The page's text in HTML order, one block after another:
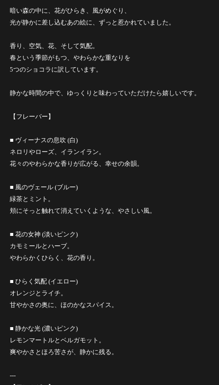
暗い森の中に、花がひらき、風がめぐり、
光が静かに差し込むあの絵に、ずっと惹かれていました。
香り、空気、花、そして気配。
春という季節がもつ、やわらかな重なりを
5つのショコラに訳しています。
静かな時間の中で、ゆっくりと味わっていただけたら嬉しいです。
【フレーバー】
■ ヴィーナスの息吹 (白)
ネロリやローズ、イランイラン。
花々のやわらかな香りが広がる、幸せの余韻。
■ 風のヴェール (ブルー)
緑茶とミント。
頬にそっと触れて消えていくような、やさしい風。
■ 花の女神 (淡いピンク)
カモミールとハーブ。
やわらかくひらく、花の香り。
■ ひらく気配 (イエロー)
オレンジとライチ。
甘やかさの奥に、ほのかなスパイス。
■ 静かな光 (濃いピンク)
レモンマートルとベルガモット。
爽やかさとほろ苦さが、静かに残る。
---